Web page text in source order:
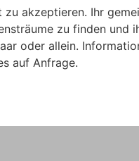
akzeptieren. Ihr
zu finden und
oder allein.
auf Anfrage.